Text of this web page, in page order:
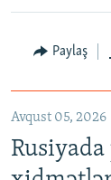
Paylaş
Avqust 05, 2026